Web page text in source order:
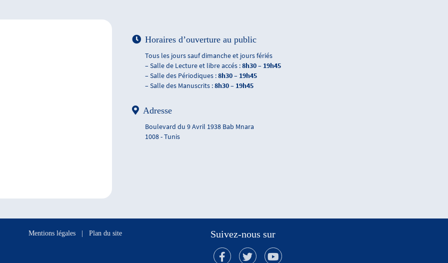
Horaires d’ouverture au public
Tous les jours sauf dimanche et jours fériés
– Salle de Lecture et libre accés :8h30 – 19h45
– Salle des Périodiques :8h30 – 19h45
– Salle des Manuscrits :8h30 – 19h45
Adresse
Boulevard du 9 Avril 1938 Bab Mnara
1008 - Tunis
Mentions légales Plan du site Suivez-nous sur